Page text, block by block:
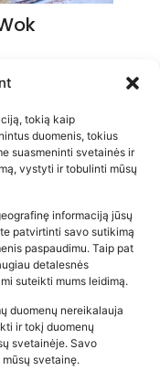
tokią kaip
duomenis, tokius
suasmeninti svetainės ir
vystyti ir tobulinti mūsų
informaciją jūsų
patvirtinti savo sutikimą
paspaudimu. Taip pat
detalesnės
suteikti mums leidimą.
duomenų nereikalauja
ir tokį duomenų
svetainėje. Savo
svetainę.